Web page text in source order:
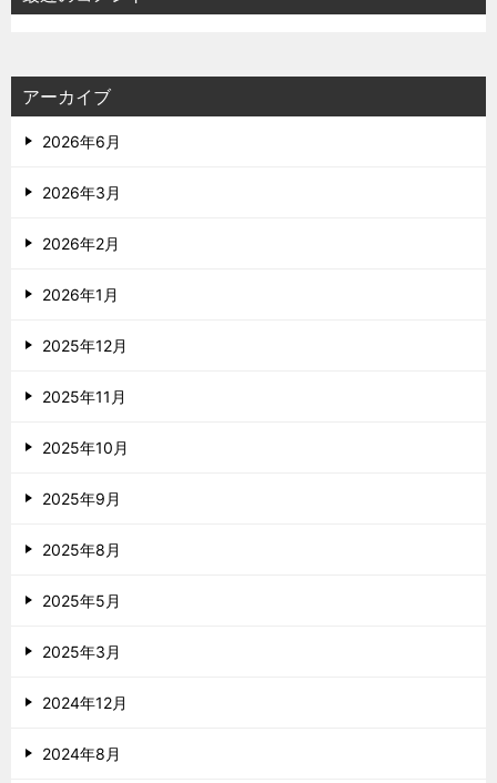
アーカイブ
2026年6月
2026年3月
2026年2月
2026年1月
2025年12月
2025年11月
2025年10月
2025年9月
2025年8月
2025年5月
2025年3月
2024年12月
2024年8月